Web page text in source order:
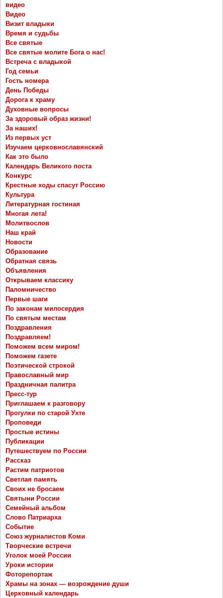
видео
Видео
Визит владыки
Время и судьбы
Все святые
Все святые молите Бога о нас!
Встреча с владыкой
Год семьи
Гость номера
День Победы
Дорога к храму
Духовные вопросы
За здоровый образ жизни!
За наших!
Из первых уст
Изучаем церковнославянский
Как это было
Календарь Великого поста
Конкурс
Крестные ходы спасут Россию
Культура
Литературная гостиная
Многая лета!
Молитвослов
Наш край
Новости
Образование
Обратная связь
Объявления
Открываем классику
Паломничество
Первые шаги
По законам милосердия
По святым местам
Поздравления
Поздравляем!
Поможем всем миром!
Поможем газете
Поэтической строкой
Православный мир
Праздничная палитра
Пресс-тур
Приглашаем к разговору
Прогулки по старой Ухте
Проповеди
Простые истины
Публикации
Путешествуем по России
Рассказ
Растим патриотов
Светлая память
Своих не бросаем
Святыни России
Семейный альбом
Слово Патриарха
Событие
Союз журналистов Коми
Творческие встречи
Уголок моей России
Уроки истории
Фоторепортаж
Храмы на зонах — возрождение души
Церковный календарь